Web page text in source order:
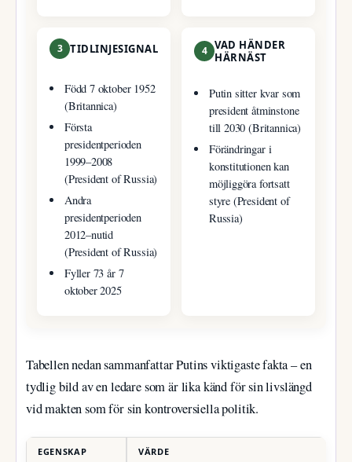
3 TIDLINJESIGNAL
Född 7 oktober 1952
(Britannica)
Första
presidentperioden
1999–2008
(President of Russia)
Andra
presidentperioden
2012–nutid
(President of Russia)
Fyller 73 år 7
oktober 2025
4 VAD HÄNDER
HÄRNÄST
Putin sitter kvar som
president åtminstone
till 2030 (Britannica)
Förändringar i
konstitutionen kan
möjliggöra fortsatt
styre (President of
Russia)
Tabellen nedan sammanfattar Putins viktigaste fakta – en
tydlig bild av en ledare som är lika känd för sin livslängd
vid makten som för sin kontroversiella politik.
EGENSKAP VÄRDE